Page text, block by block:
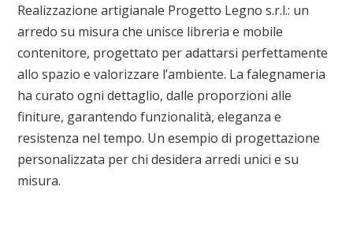
Realizzazione artigianale Progetto Legno s.r.l.: un
arredo su misura che unisce libreria e mobile
contenitore, progettato per adattarsi perfettamente
allo spazio e valorizzare l’ambiente. La falegnameria
ha curato ogni dettaglio, dalle proporzioni alle
finiture, garantendo funzionalità, eleganza e
resistenza nel tempo. Un esempio di progettazione
personalizzata per chi desidera arredi unici e su
misura.